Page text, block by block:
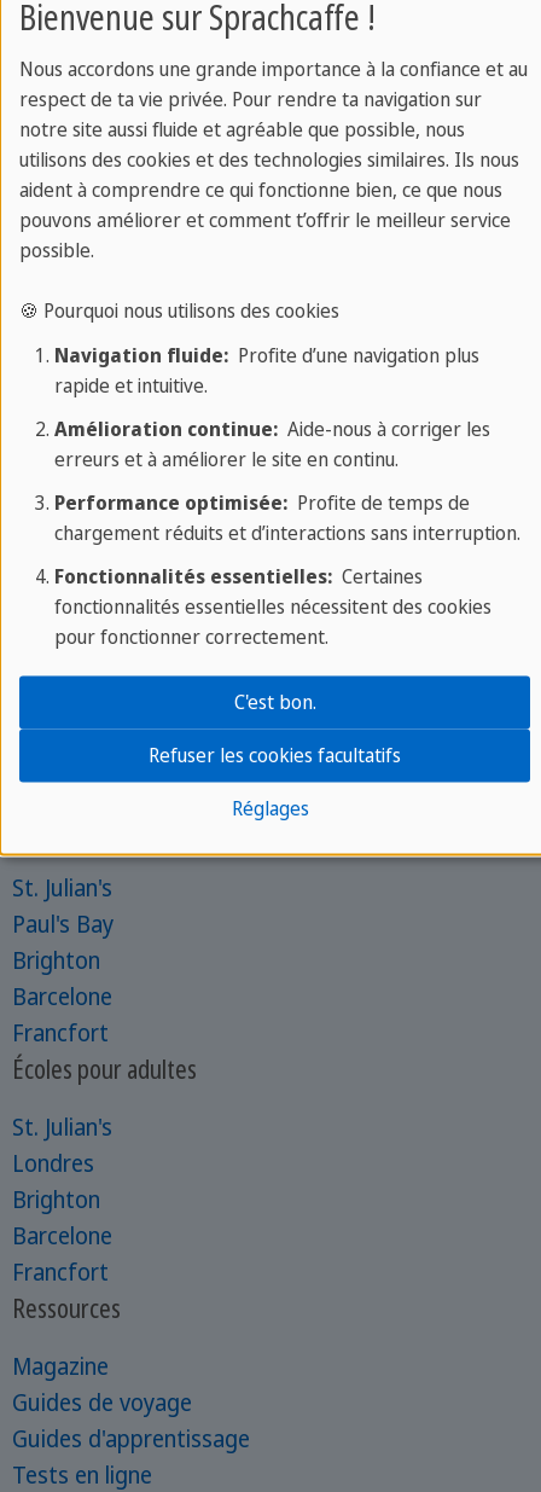
style resort à quelques pas de la mer,
plein de vie, de charme et de connexion.
Sprachcaffe / Adultes / Espagne / Espagne /
Barcelone / Gala Blagar
À propos de SPRACHCAFFE
À propos de nous
Lun - ven : 9am - 6pm CEST
+33 412 394 765
Contacte ton expert
St. Julian's
Paul's Bay
Brighton
Barcelone
Francfort
Écoles pour adultes
St. Julian's
Londres
Brighton
Barcelone
Francfort
Ressources
Magazine
Guides de voyage
Guides d'apprentissage
Tests en ligne
Bienvenue sur Sprachcaffe !
Nous accordons une grande importance à la confiance et au
respect de ta vie privée. Pour rendre ta navigation sur
notre site aussi fluide et agréable que possible, nous
utilisons des cookies et des technologies similaires. Ils nous
aident à comprendre ce qui fonctionne bien, ce que nous
pouvons améliorer et comment t’offrir le meilleur service
possible.
🍪 Pourquoi nous utilisons des cookies
Navigation fluide:Profite d’une navigation plus
rapide et intuitive.
Amélioration continue:Aide-nous à corriger les
erreurs et à améliorer le site en continu.
Performance optimisée:Profite de temps de
chargement réduits et d’interactions sans interruption.
Fonctionnalités essentielles:Certaines
fonctionnalités essentielles nécessitent des cookies
pour fonctionner correctement.
Réglages
Refuser les cookies facultatifs
C'est bon.